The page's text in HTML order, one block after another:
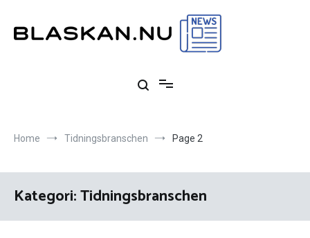
content
Home Tidningsbranschen Page 2
Kategori:Tidningsbranschen